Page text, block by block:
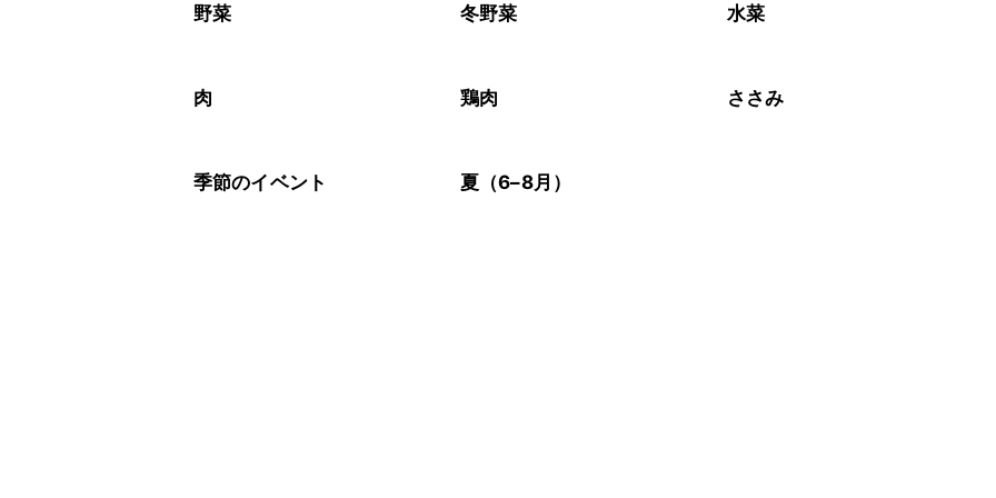
※日持ちは目安です。
野菜 冬野菜 水菜
肉 鶏肉 ささみ
季節のイベント 夏（6–8月）